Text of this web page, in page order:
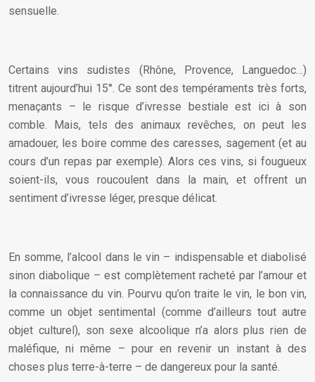
sensuelle.
Certains vins sudistes (Rhône, Provence, Languedoc…)
titrent aujourd’hui 15°. Ce sont des tempéraments très forts,
menaçants – le risque d’ivresse bestiale est ici à son
comble. Mais, tels des animaux revêches, on peut les
amadouer, les boire comme des caresses, sagement (et au
cours d’un repas par exemple). Alors ces vins, si fougueux
soient-ils, vous roucoulent dans la main, et offrent un
sentiment d’ivresse léger, presque délicat.
En somme, l’alcool dans le vin – indispensable et diabolisé
sinon diabolique – est complètement racheté par l’amour et
la connaissance du vin. Pourvu qu’on traite le vin, le bon vin,
comme un objet sentimental (comme d’ailleurs tout autre
objet culturel), son sexe alcoolique n’a alors plus rien de
maléfique, ni même – pour en revenir un instant à des
choses plus terre-à-terre – de dangereux pour la santé.